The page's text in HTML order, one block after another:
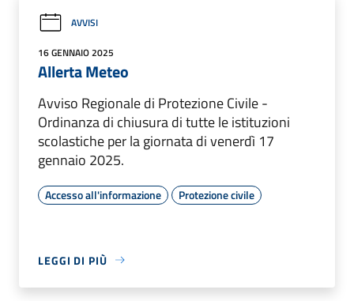
AVVISI
16 GENNAIO 2025
Allerta Meteo
Avviso Regionale di Protezione Civile -
Ordinanza di chiusura di tutte le istituzioni
scolastiche per la giornata di venerdì 17
gennaio 2025.
Accesso all'informazione Protezione civile
LEGGI DI PIÙ